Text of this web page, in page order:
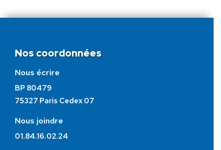
Nos coordonnées
Nous écrire
BP 80479
75327 Paris Cedex 07
Nous joindre
01.84.16.02.24